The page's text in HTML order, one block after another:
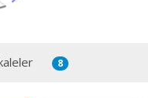
8